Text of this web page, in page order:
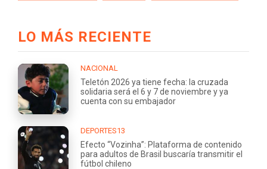
LO MÁS RECIENTE
NACIONAL
Teletón 2026 ya tiene fecha: la cruzada
solidaria será el 6 y 7 de noviembre y ya
cuenta con su embajador
DEPORTES13
Efecto “Vozinha”: Plataforma de contenido
para adultos de Brasil buscaría transmitir el
fútbol chileno